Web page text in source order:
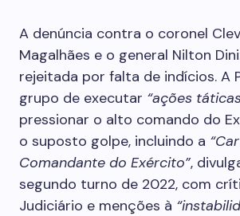
A denúncia contra o coronel
Magalhães e o general Nilton
rejeitada por falta de indícios. A
grupo de executar “ações
pressionar o alto comando do
o suposto golpe, incluindo a
Comandante do Exército”,
segundo turno de 2022, com
Judiciário e menções à